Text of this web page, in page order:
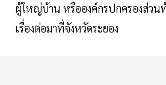
ผู้ใหญ่บ้าน หรือองค์กรปกครองส่วน
เรื่องต่อมาที่จังหวัดระยอง